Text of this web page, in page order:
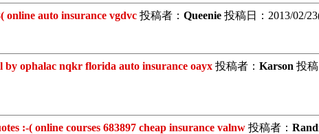
online auto insurance vgdvc 投稿者： Queenie投稿日：2013/02/
by ophalac nqkr florida auto insurance oayx 投稿者： Karson 投稿
:-( online courses 683897 cheap insurance valnw 投稿者：